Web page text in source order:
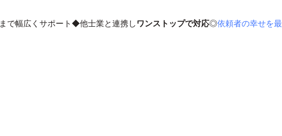
まで幅広くサポート◆他士業と連携し ワンストップで対応◎依頼者の幸せを最